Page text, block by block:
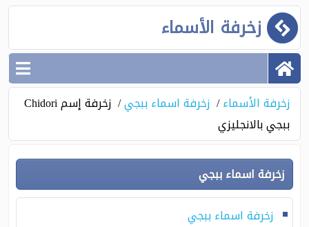
زخرفة الأسماء
زخرفة الأسماء زخرفة اسماء ببجي
زخرفة إسم Chidori
ببجي بالانجليزي
زخرفة اسماء ببجي
زخرفة اسماء ببجي